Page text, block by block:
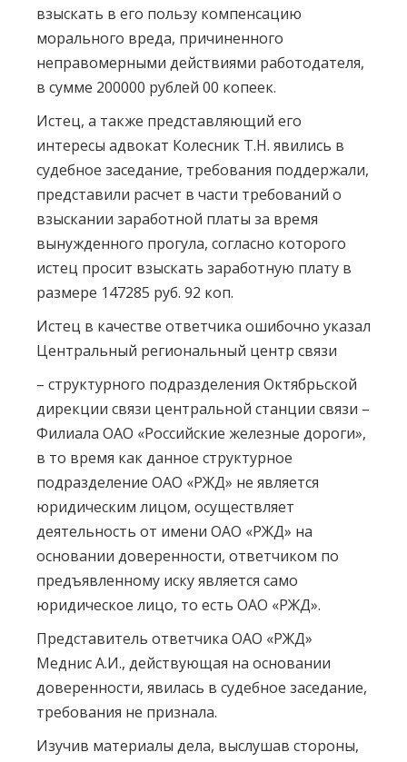
взыскать в его пользу компенсацию
морального вреда, причиненного
неправомерными действиями работодателя,
в сумме 200000 рублей 00 копеек.
Истец, а также представляющий его
интересы адвокат Колесник Т.Н. явились в
судебное заседание, требования поддержали,
представили расчет в части требований о
взыскании заработной платы за время
вынужденного прогула, согласно которого
истец просит взыскать заработную плату в
размере 147285 руб. 92 коп.
Истец в качестве ответчика ошибочно указал
Центральный региональный центр связи
– структурного подразделения Октябрьской
дирекции связи центральной станции связи –
Филиала ОАО «Российские железные дороги»,
в то время как данное структурное
подразделение ОАО «РЖД» не является
юридическим лицом, осуществляет
деятельность от имени ОАО «РЖД» на
основании доверенности, ответчиком по
предъявленному иску является само
юридическое лицо, то есть ОАО «РЖД».
Представитель ответчика ОАО «РЖД»
Меднис А.И., действующая на основании
доверенности, явилась в судебное заседание,
требования не признала.
Изучив материалы дела, выслушав стороны,